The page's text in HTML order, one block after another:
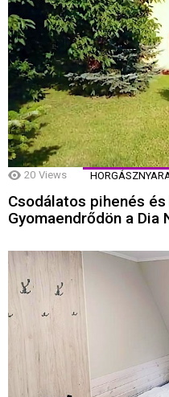
20 Views
Csodálatos pihenés
Gyomaendrődön a Dia